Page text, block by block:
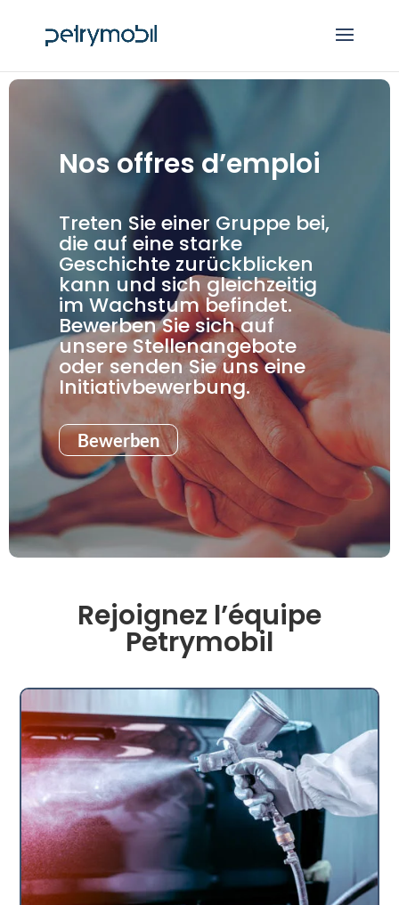
Nos offres d’emploi
Treten Sie einer Gruppe bei,
die auf eine starke
Geschichte zurückblicken
kann und sich gleichzeitig
im Wachstum befindet.
Bewerben Sie sich auf
unsere Stellenangebote
oder senden Sie uns eine
Initiativbewerbung.
Bewerben
Rejoignez l’équipe
Petrymobil